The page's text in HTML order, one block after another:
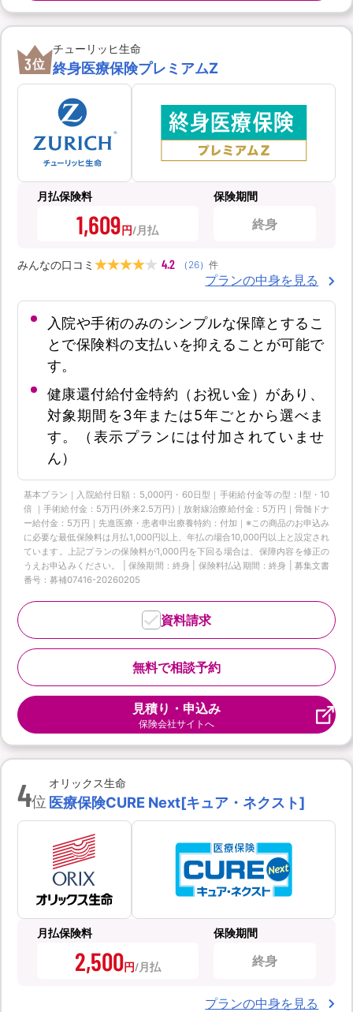
3位
チューリッヒ生命
終身医療保険プレミアムZ
月払保険料
1,609円
保険期間
終身
みんなの口コミ 4.2 （ 26） 件
プランの中身を見る
入院や手術のみのシンプルな保障とするこ
とで保険料の支払いを抑えることが可能で
す。
健康還付給付金特約（お祝い金）があり、
対象期間を3年または5年ごとから選べま
す。（表示プランには付加されていませ
ん）
基本プラン｜入院給付日額：5,000円・60日型｜手術給付金等の型：Ⅰ型・10
倍 ｜手術給付金：5万円(外来2.5万円)｜放射線治療給付金：5万円｜骨髄ドナ
ー給付金：5万円｜先進医療・患者申出療養特約：付加｜※この商品のお申込み
に必要な最低保険料は月払1,000円以上、年払の場合10,000円以上と設定され
ています。上記プランの保険料が1,000円を下回る場合は、保障内容を修正の
うえお申込みください。 | 保険期間：終身 | 保険料払込期間：終身 | 募集文書
番号：募補07416-20260205
無料で相談予約
資料請求
見積り・申込み
保険会社サイトへ
4位
オリックス生命
医療保険CURE Next[キュア・ネクスト]
月払保険料
2,500円
保険期間
終身
プランの中身を見る